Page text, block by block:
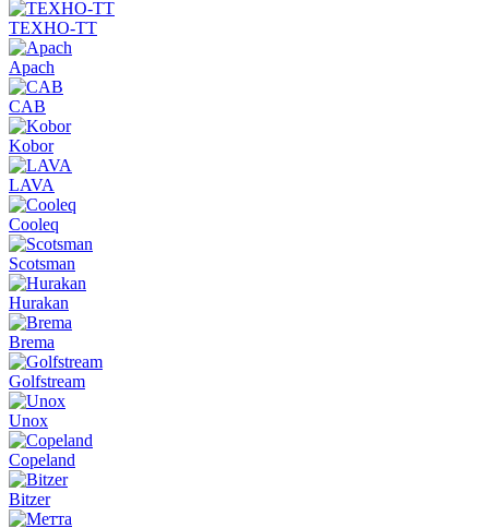
ТЕХНО-ТТ
Apach
CAB
Kobor
LAVA
Cooleq
Scotsman
Hurakan
Brema
Golfstream
Unox
Copeland
Bitzer